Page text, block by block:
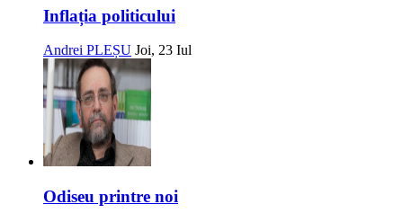
Inflația politicului
Andrei PLEȘU Joi, 23 Iul
Odiseu printre noi